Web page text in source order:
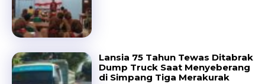
Lansia 75 Tahun Tewas Ditabrak
Dump Truck Saat Menyeberang
di Simpang Tiga Merakurak